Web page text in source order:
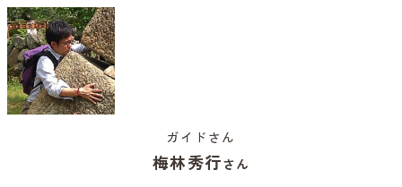
ガイドさん
梅林秀行さん